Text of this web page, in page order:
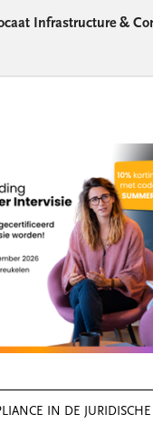
Infrastructure &
IN DE JURIDISCHE